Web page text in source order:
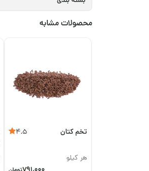
محصولات مشابه
تخم کتان 4.5
هر کیلو